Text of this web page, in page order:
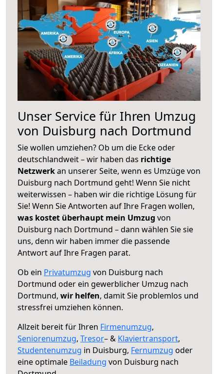
Unser Service für Ihren Umzug
von Duisburg nach Dortmund
Sie wollen umziehen? Ob um die Ecke oder
deutschlandweit – wir haben das richtige
Netzwerkan unserer Seite, wenn es Umzüge von
Duisburg nach Dortmund geht! Wenn Sie nicht
weiterwissen – haben wir die richtige Lösung für
Sie! Wenn Sie Antworten auf Ihre Fragen wollen,
was kostet überhaupt mein Umzug von
Duisburg nach Dortmund – dann wählen Sie sie
uns, denn wir haben immer die passende
Antwort auf Ihre Fragen parat.
Ob ein Privatumzug von Duisburg nach
Dortmund oder ein gewerblicher Umzug nach
Dortmund, wir helfen, damit Sie problemlos und
stressfrei umziehen können.
Allzeit bereit für Ihren Firmenumzug,
Seniorenumzug, Tresor– & Klaviertransport,
Studentenumzug in Duisburg, Fernumzug oder
eine optimale Beiladung von Duisburg nach